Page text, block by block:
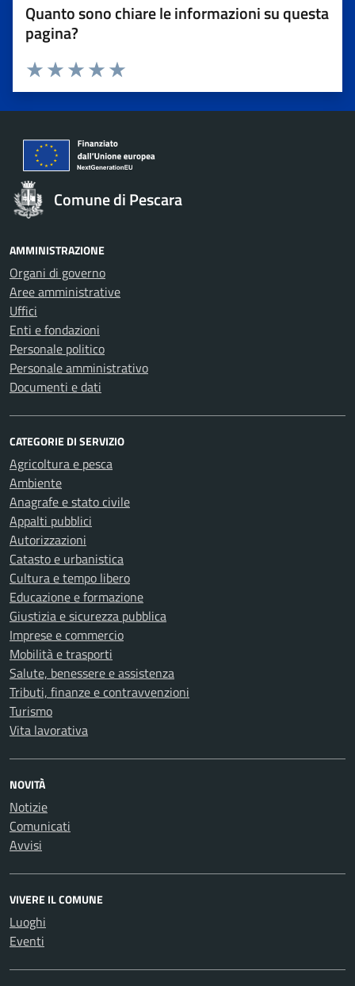
Quanto sono chiare le informazioni su questa
pagina?
Valuta 5 stelle su 5
Valuta 4 stelle su 5
Valuta 3 stelle su 5
Valuta 2 stelle su 5
Valuta 1 stelle su 5
Comune di Pescara
AMMINISTRAZIONE
Organi di governo
Aree amministrative
Uffici
Enti e fondazioni
Personale politico
Personale amministrativo
Documenti e dati
CATEGORIE DI SERVIZIO
Agricoltura e pesca
Ambiente
Anagrafe e stato civile
Appalti pubblici
Autorizzazioni
Catasto e urbanistica
Cultura e tempo libero
Educazione e formazione
Giustizia e sicurezza pubblica
Imprese e commercio
Mobilità e trasporti
Salute, benessere e assistenza
Tributi, finanze e contravvenzioni
Turismo
Vita lavorativa
NOVITÀ
Notizie
Comunicati
Avvisi
VIVERE IL COMUNE
Luoghi
Eventi